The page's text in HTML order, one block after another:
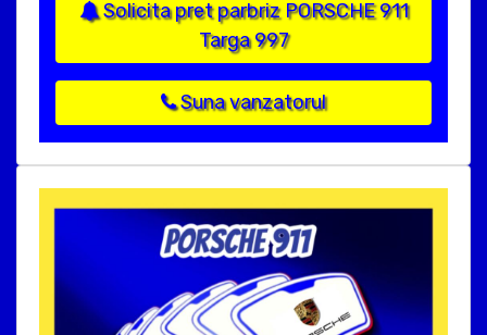
Solicita pret parbriz PORSCHE 911
Targa 997
Suna vanzatorul